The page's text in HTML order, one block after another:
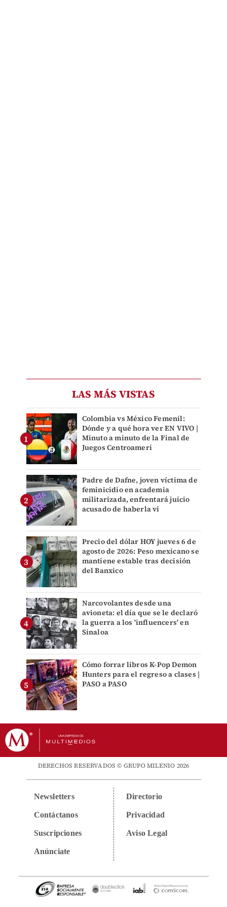
LAS MÁS VISTAS
Colombia vs México Femenil:
Dónde y a qué hora ver EN VIVO |
Minuto a minuto de la Final de
Juegos Centroameri
Padre de Dafne, joven víctima de
feminicidio en academia
militarizada, enfrentará juicio
acusado de haberla vi
Precio del dólar HOY jueves 6 de
agosto de 2026: Peso mexicano se
mantiene estable tras decisión
del Banxico
Narcovolantes desde una
avioneta: el día que se le declaró
la guerra a los 'influencers' en
Sinaloa
Cómo forrar libros K-Pop Demon
Hunters para el regreso a clases |
PASO a PASO
DERECHOS RESERVADOS © GRUPO MILENIO 2026
Newsletters
Contáctanos
Suscripciones
Anúnciate
Directorio
Privacidad
Aviso Legal